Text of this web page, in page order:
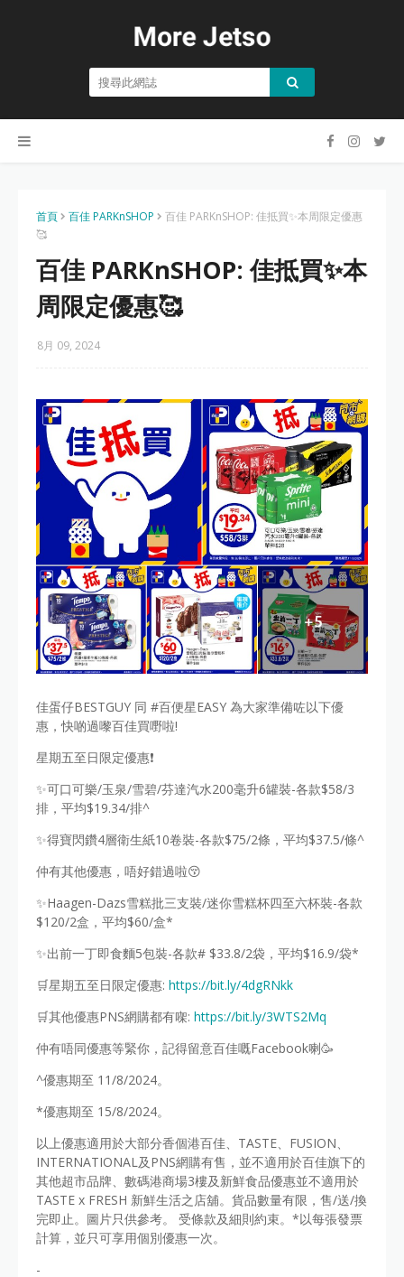
首頁 百佳 PARKnSHOP
百佳 PARKnSHOP: 佳抵買✨本周限定優惠
🥰
百佳 PARKnSHOP: 佳抵買✨本
周限定優惠🥰
8月 09, 2024
佳蛋仔BESTGUY 同 #百便星EASY 為大家準備咗以下優
惠，快啲過嚟百佳買嘢啦!
️星期五至日限定優惠❗️
✨可口可樂/玉泉/雪碧/芬達汽水200毫升6罐裝-各款$58/3
排，平均$19.34/排^
✨得寶閃鑽4層衛生紙10卷裝-各款$75/2條，平均$37.5/條^
仲有其他優惠，唔好錯過啦😚
✨Haagen-Dazs雪糕批三支裝/迷你雪糕杯四至六杯裝-各款
$120/2盒，平均$60/盒*
✨出前一丁即食麵5包裝-各款# $33.8/2袋，平均$16.9/袋*
🛒星期五至日限定優惠: https://bit.ly/4dgRNkk
🛒其他優惠PNS網購都有㗎: https://bit.ly/3WTS2Mq
仲有唔同優惠等緊你，記得留意百佳嘅Facebook喇🥳
^優惠期至 11/8/2024。
*優惠期至 15/8/2024。
以上優惠適用於大部分香個港百佳、TASTE、FUSION、
INTERNATIONAL及PNS網購有售，並不適用於百佳旗下的
其他超市品牌、數碼港商場3樓及新鮮食品優惠並不適用於
TASTE x FRESH 新鮮生活之店舖。貨品數量有限，售/送/換
完即止。圖片只供參考。 受條款及細則約束。*以每張發票
計算，並只可享用個別優惠一次。
-